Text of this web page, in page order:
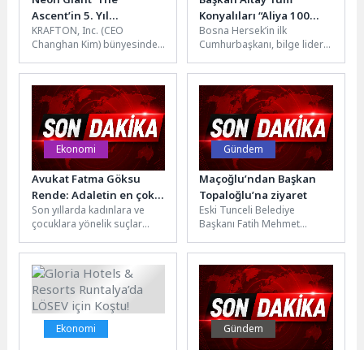
Ascent’in 5. Yıl
Dönümünde Oyunun Yol
Haritasını Açıkladı
KRAFTON, Inc. (CEO
Changhan Kim) bünyesindeki
Neon Giant, nişancı RYO
türündeki cyberpunk...
Konyalıları “Aliya 100
Yaşında: Hayat, Fikir,
Mücadele” Sergisi’ni
Görmeye Davet Etti
Bosna Hersek’in ilk
Cumhurbaşkanı, bilge lider
doğum yılı anısına
hazırlanan “Aliya 100...
Ekonomi
Avukat Fatma Göksu
Rende: Adaletin en çok
koruması gerekenler,
kendini savunmakta
zorlananlardır
Son yıllarda kadınlara ve
çocuklara yönelik suçlar
gündem başlıkları arasında
yer almaya...
Gündem
Maçoğlu’ndan Başkan
Topaloğlu’na ziyaret
Eski Tunceli Belediye
Başkanı Fatih Mehmet
Başkanı Necati Topaloğlu’na
makamında nezaket
ziyaretinde...
Ekonomi Gündem